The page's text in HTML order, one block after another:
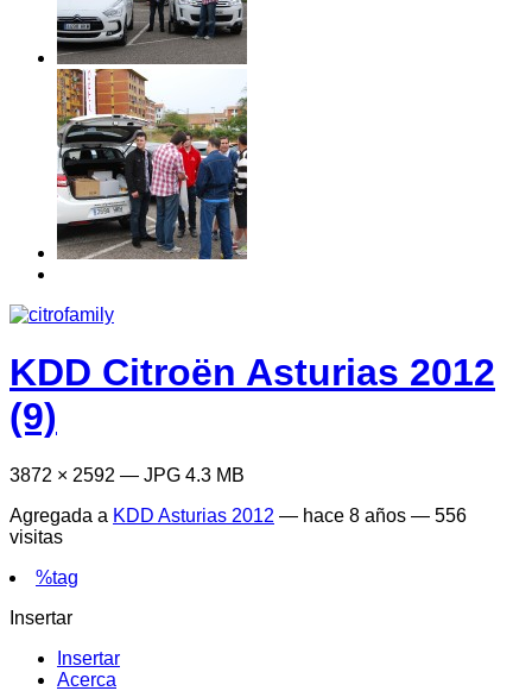
KDD Citroën Asturias 2012
(9)
3872 × 2592 — JPG 4.3 MB
Agregada a KDD Asturias 2012 — hace 8 años — 556
visitas
%tag
Insertar
Insertar
Acerca